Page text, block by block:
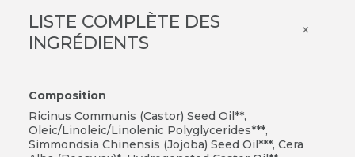
LISTE COMPLÈTE DES
INGRÉDIENTS
×
Composition
Ricinus Communis (Castor) Seed Oil**,
Oleic/Linoleic/Linolenic Polyglycerides***,
Simmondsia Chinensis (Jojoba) Seed Oil***, Cera